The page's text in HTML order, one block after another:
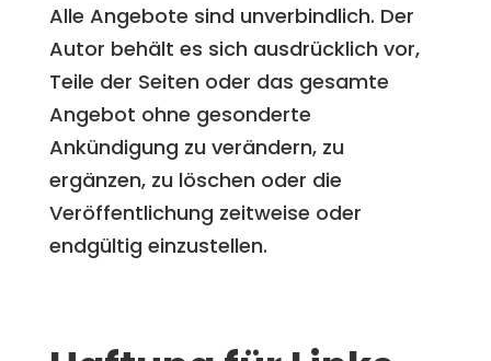
Alle Angebote sind unverbindlich. Der
Autor behält es sich ausdrücklich vor,
Teile der Seiten oder das gesamte
Angebot ohne gesonderte
Ankündigung zu verändern, zu
ergänzen, zu löschen oder die
Veröffentlichung zeitweise oder
endgültig einzustellen.